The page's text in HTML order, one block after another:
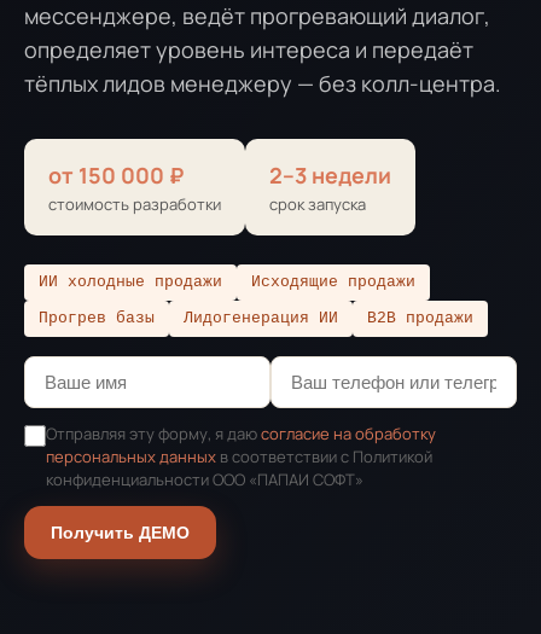
мессенджере, ведёт прогревающий диалог,
определяет уровень интереса и передаёт
тёплых лидов менеджеру — без колл-центра.
от 150 000 ₽
стоимость разработки
2–3 недели
срок запуска
ИИ холодные продажи
Исходящие продажи
Прогрев базы
Лидогенерация ИИ B2B продажи
Отправляя эту форму, я даюсогласие на обработку
персональных данных в соответствии с Политикой
конфиденциальности ООО «ПАПАИ СОФТ»
Получить ДЕМО